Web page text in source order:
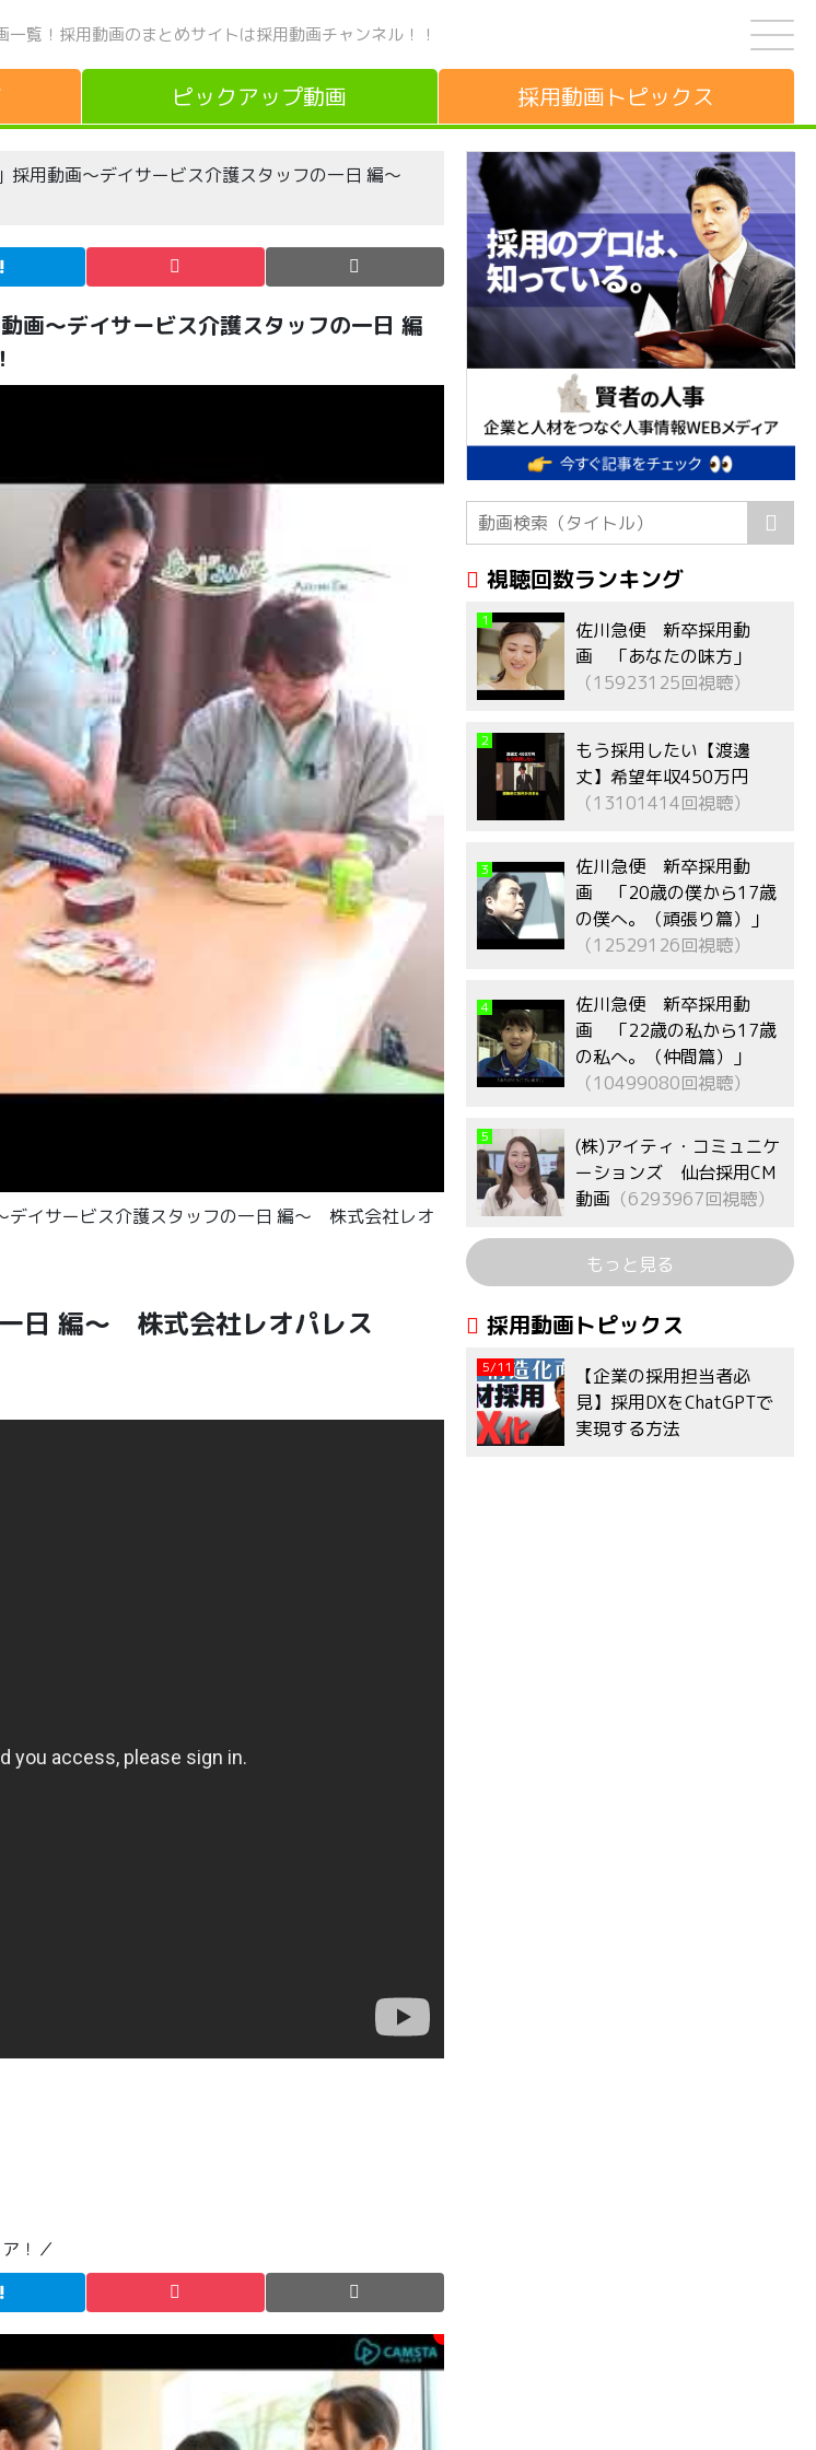
覧！ 採用動画のまとめサイトは採用動画チャンネル！！
ピックアップ動画 採用動画 トピックス
採用動画～デイサービス介護スタッフの一日 編～
画～デイサービス介護スタッフの一日 編
デイサービス介護スタッフの一日 編～ 株式会社レオ
日 編～ 株式会社レオパレス
！／
視聴回数ランキング
1
佐川急便 新卒採用動
画 「あなたの味方」
（15923125回視聴）
2
もう採用したい【渡邊
丈】希望年収450万円
（13101414回視聴）
3
佐川急便 新卒採用動
画 「20歳の僕から17歳
の僕へ。（頑張り篇）」
（12529126回視聴）
4
佐川急便 新卒採用動
画 「22歳の私から17歳
の私へ。（仲間篇）」
（10499080回視聴）
5
(株)アイティ・コミュニケ
ーションズ 仙台採用CM
動画 （6293967回視聴）
もっと見る
採用動画トピックス
5/11
【企業の採用担当者必
見】採用DXをChatGPTで
実現する方法